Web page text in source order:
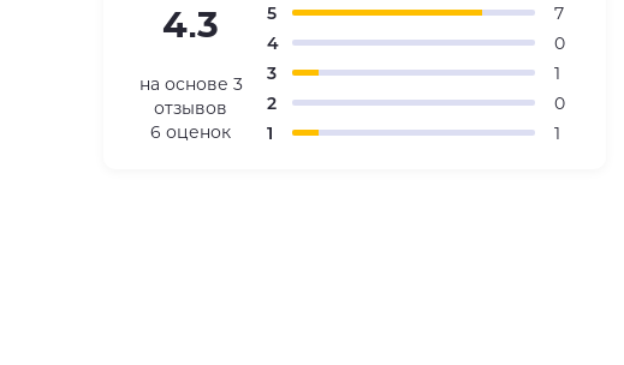
4.3
на основе 3
отзывов
6 оценок
5
7
4
0
3
1
2
0
1
1